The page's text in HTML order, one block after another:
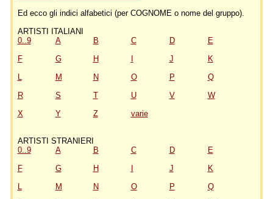
Ed ecco gli indici alfabetici (per COGNOME o nome del gruppo).
ARTISTI ITALIANI
0..9
A B C D
E
F
G H J
K
L
M N O P
Q
R
S T U V
W
X
Y Z varie
ARTISTI STRANIERI
0..9
A B C D
E
F
G H J
K
L
M N O P
Q